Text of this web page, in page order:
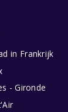
in Frankrijk
- Gironde